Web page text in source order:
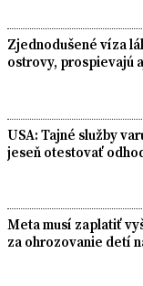
Zjednodušené víza
ostrovy, prospievajú
USA: Tajné služby
jeseň otestovať
Meta musí zaplatiť
za ohrozovanie detí